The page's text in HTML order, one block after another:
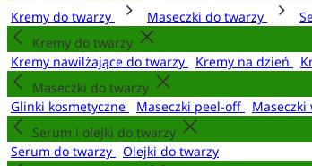
Kremy do twarzy
Maseczki do twarzy
Kremy do twarzy
Kremy nawilżające do twarzy
Kremy na dzień
Maseczki do twarzy
Glinki kosmetyczne
Maseczki peel-off Maseczki
Serum i olejki do twarzy
Serum do twarzy
Olejki do twarzy